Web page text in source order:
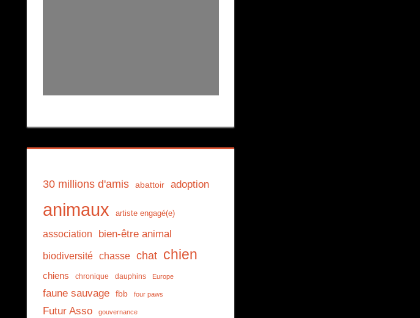
30 millions d'amis abattoir adoption
animaux artiste engagé(e)
association bien-être animal
biodiversité chasse chat chien
chiens chronique dauphins Europe
faune sauvage fbb four paws
Futur Asso gouvernance